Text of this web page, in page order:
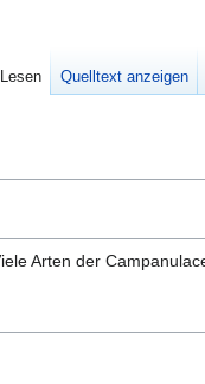
Arten der
Lesen Quelltext anzeigen